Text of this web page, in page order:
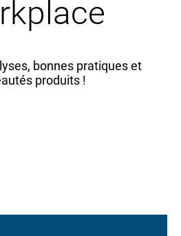
bonnes pratiques et
produits !